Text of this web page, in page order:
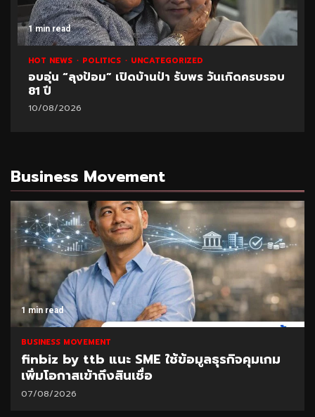
1 min read
HOT NEWS POLITICS UNCATEGORIZED
อบอุ่น “ลุงป้อม” เปิดบ้านป่า รับพร วันเกิดครบรอบ
81 ปี
10/08/2026
Business Movement
1 min read
BUSINESS MOVEMENT
finbiz by ttb แนะ SME ใช้ข้อมูลธุรกิจคุมเกม
เพิ่มโอกาสเข้าถึงสินเชื่อ
07/08/2026